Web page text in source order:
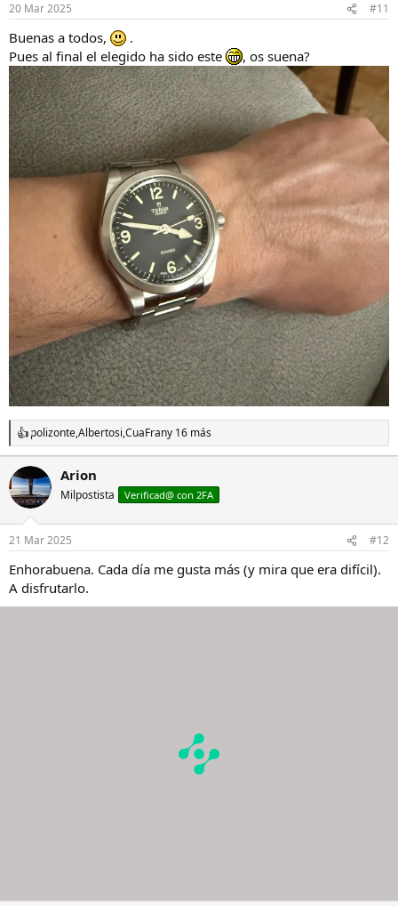
20 Mar 2025 #11
Buenas a todos,
.
Pues al final el elegido ha sido este
, os suena?
R
e
a
c
c
i
o
n
e
s
polizonte,Albertosi,CuaFrany 16 más
Arion
Milpostista Verificad@ con 2FA
21 Mar 2025 #12
Enhorabuena. Cada día me gusta más (y mira que era difícil).
A disfrutarlo.